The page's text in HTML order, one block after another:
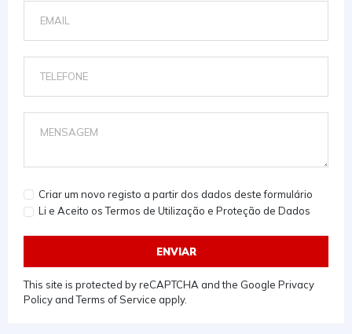
Criar um novo registo a partir dos dados deste formulário
Li e Aceito os Termos de Utilização e Proteção de Dados
ENVIAR
This site is protected by reCAPTCHA and the Google Privacy
PolicyandTerms of Service apply.